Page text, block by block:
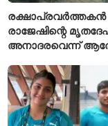
രക്ഷാപ്രവർത്തകൻ
രാജേഷിന്റെ
അനാദരവെന്ന്